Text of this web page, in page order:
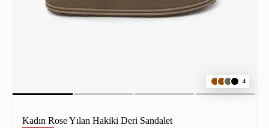
4
Kadın Rose Yılan Hakiki Deri Sandalet